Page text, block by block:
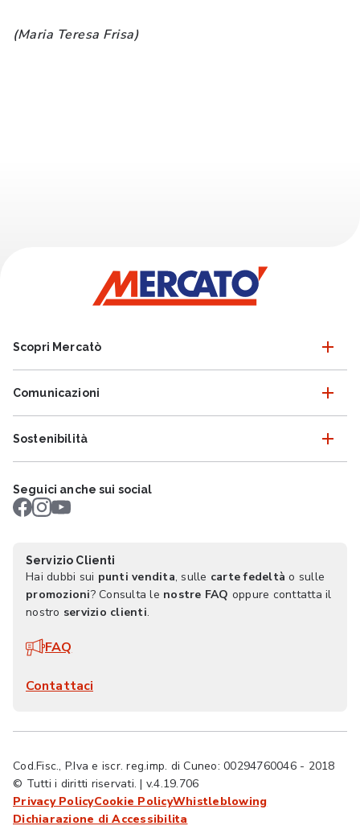
(Maria Teresa Frisa)
Scopri Mercatò
Comunicazioni
Sostenibilità
Seguici anche sui social
Servizio Clienti
Hai dubbi sui punti vendita, sulle carte fedeltà o sulle
promozioni? Consulta le nostre FAQ oppure conttatta il
nostro servizio clienti.
FAQ
Contattaci
Cod.Fisc., P.Iva e iscr. reg.imp. di Cuneo: 00294760046 - 2018
© Tutti i diritti riservati. | v.4.19.706
Privacy PolicyCookie PolicyWhistleblowing
Dichiarazione di Accessibilita